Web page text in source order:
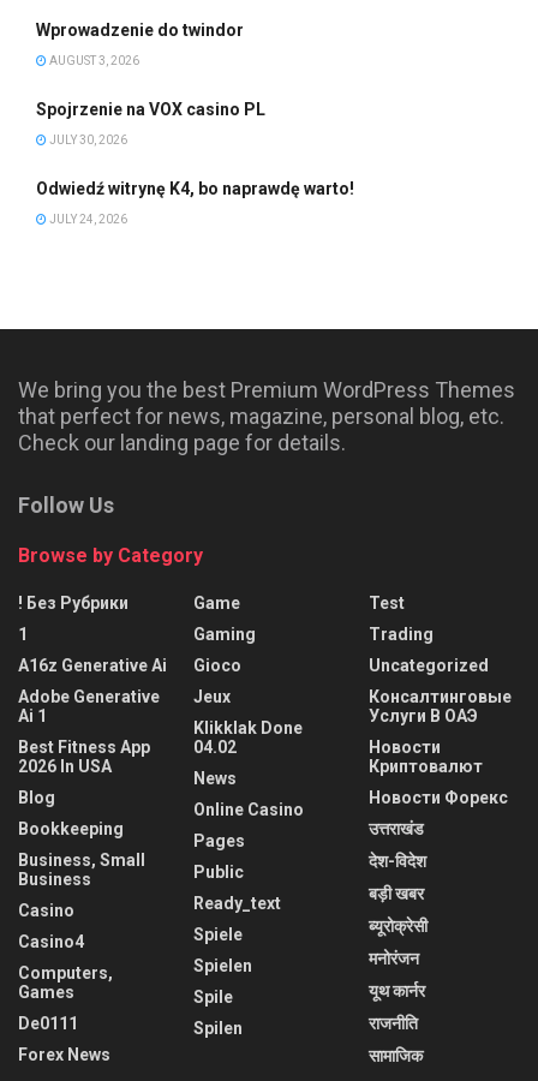
Wprowadzenie do twindor
AUGUST 3, 2026
Spojrzenie na VOX casino PL
JULY 30, 2026
Odwiedź witrynę K4, bo naprawdę warto!
JULY 24, 2026
We bring you the best Premium WordPress Themes
that perfect for news, magazine, personal blog, etc.
Check our landing page for details.
Follow Us
Browse by Category
! Без Рубрики
1
A16z Generative Ai
Adobe Generative
Ai 1
Best Fitness App
2026 In USA
Blog
Bookkeeping
Business, Small
Business
Casino
Casino4
Computers,
Games
De0111
Forex News
Game
Gaming
Gioco
Jeux
Klikklak Done
04.02
News
Online Casino
Pages
Public
Ready_text
Spiele
Spielen
Spile
Spilen
Test
Trading
Uncategorized
Консалтинговые
Услуги В ОАЭ
Новости
Криптовалют
Новости Форекс
उत्तराखंड
देश-विदेश
बड़ी खबर
ब्यूरोक्रेसी
मनोरंजन
यूथ कार्नर
राजनीति
सामाजिक